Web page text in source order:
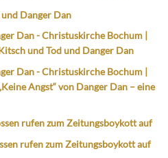
Danger Dan
Dan - Christuskirche Bochum |
und Tod und Danger Dan
Dan - Christuskirche Bochum |
Angst“ von Danger Dan – eine
rufen zum Zeitungsboykott auf
rufen zum Zeitungsboykott auf